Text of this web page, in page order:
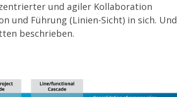
und agiler Kollaboration
und Führung (Linien-Sicht) in sich. Und
beschrieben.